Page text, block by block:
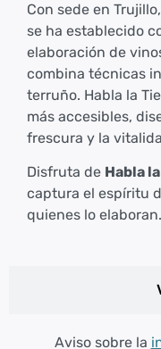
Con sede en
se ha establecido
elaboración de
combina técnicas
terruño. Habla la
más accesibles,
frescura y la
Disfruta de Habla
captura el espíritu
quienes lo elaboran.
Aviso sobre la